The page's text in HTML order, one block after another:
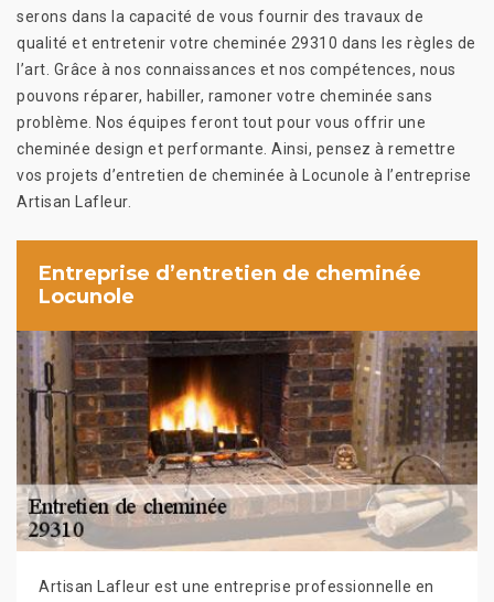
serons dans la capacité de vous fournir des travaux de
qualité et entretenir votre cheminée 29310 dans les règles de
l’art. Grâce à nos connaissances et nos compétences, nous
pouvons réparer, habiller, ramoner votre cheminée sans
problème. Nos équipes feront tout pour vous offrir une
cheminée design et performante. Ainsi, pensez à remettre
vos projets d’entretien de cheminée à Locunole à l’entreprise
Artisan Lafleur.
Entreprise d’entretien de cheminée
Locunole
Artisan Lafleur est une entreprise professionnelle en